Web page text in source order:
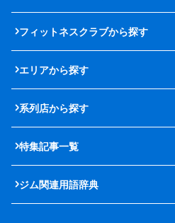
フィットネスクラブから探す
エリアから探す
系列店から探す
特集記事一覧
ジム関連用語辞典